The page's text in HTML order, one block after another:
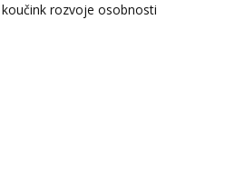
rozvoje osobnosti